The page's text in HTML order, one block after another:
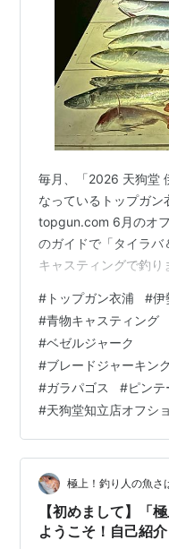
毎月、「2026 天狗堂
なっているトップガ
topgun.com 6月のオ
のガイドで「タイラバ
キャスティングで釣り
配からの～ 特大サワ
ルアーはコレ！ 疲れ
いキジハタが連発！
戦は高活性なワラサ～
こでは飛距離抜群のこ
ク採用でガ…
# トップガン衣浦 #伊
#青物キャスティング
#ベゼルジャーク
#ブレードジャーキン
#ガラパゴス #ピン
#天狗堂知立店オフシ
極上！釣り人の魚さ
【初めまして】「
ようこそ！自己紹